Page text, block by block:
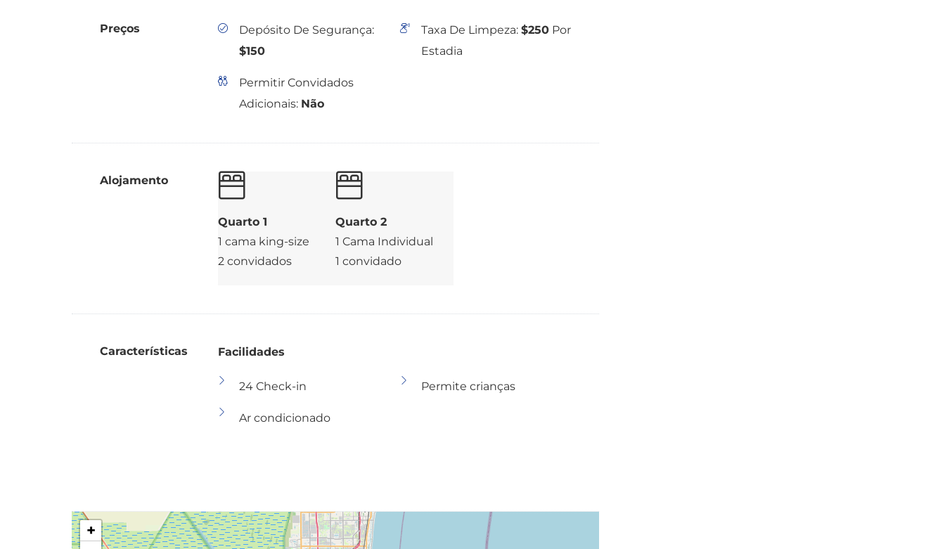
Preços
Depósito De Segurança:
$150
Permitir Convidados
Adicionais: Não
Taxa De Limpeza: $250Por
Estadia
Alojamento
Quarto 1
1 cama king-size
2 convidados
Quarto 2
1 Cama Individual
1 convidado
Características Facilidades
24 Check-in
Ar condicionado
Permite crianças
+